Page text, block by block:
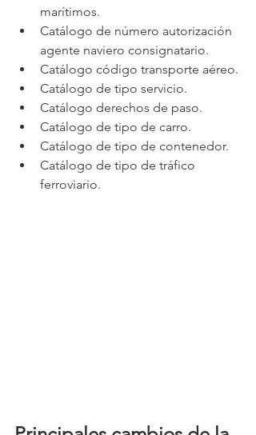
marítimos.
Catálogo de número autorización
agente naviero consignatario.
Catálogo código transporte aéreo.
Catálogo de tipo servicio.
Catálogo derechos de paso.
Catálogo de tipo de carro.
Catálogo de tipo de contenedor.
Catálogo de tipo de tráfico
ferroviario.